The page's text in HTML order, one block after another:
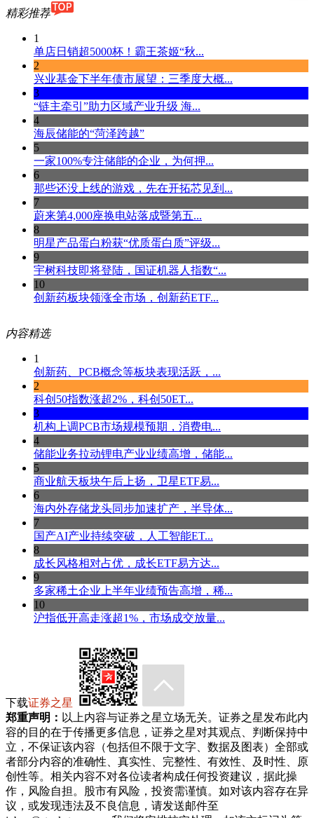
精彩推荐
1
单店日销超5000杯！霸王茶姬“秋...
2
兴业基金下半年债市展望：三季度大概...
3
“链主牵引”助力区域产业升级 海...
4
海辰储能的“菏泽跨越”
5
一家100%专注储能的企业，为何押...
6
那些还没上线的游戏，先在开拓芯见到...
7
蔚来第4,000座换电站落成暨第五...
8
明星产品蛋白粉获“优质蛋白质”评级...
9
宇树科技即将登陆，国证机器人指数“...
10
创新药板块领涨全市场，创新药ETF...
内容精选
1
创新药、PCB概念等板块表现活跃，...
2
科创50指数涨超2%，科创50ET...
3
机构上调PCB市场规模预期，消费电...
4
储能业务拉动锂电产业业绩高增，储能...
5
商业航天板块午后上扬，卫星ETF易...
6
海内外存储龙头同步加速扩产，半导体...
7
国产AI产业持续突破，人工智能ET...
8
成长风格相对占优，成长ETF易方达...
9
多家稀土企业上半年业绩预告高增，稀...
10
沪指低开高走涨超1%，市场成交放量...
下载证券之星
郑重声明： 以上内容与证券之星立场无关。证券之星发布此内
容的目的在于传播更多信息，证券之星对其观点、判断保持中
立，不保证该内容（包括但不限于文字、数据及图表）全部或
者部分内容的准确性、真实性、完整性、有效性、及时性、原
创性等。相关内容不对各位读者构成任何投资建议，据此操
作，风险自担。股市有风险，投资需谨慎。如对该内容存在异
议，或发现违法及不良信息，请发送邮件至